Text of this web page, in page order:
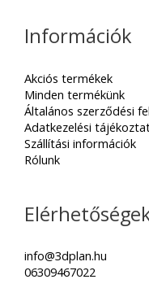
Információk
Akciós termékek
Minden termékünk
Általános szerződési
Adatkezelési
Szállítási információk
Rólunk
info@3dplan.hu
06309467022